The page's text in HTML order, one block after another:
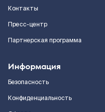
Контакты
Пресс-центр
Партнерская программа
Информация
Безопасность
Конфиденциальность